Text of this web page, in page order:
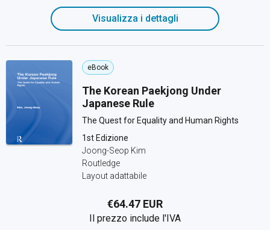
Visualizza i dettagli
eBook
The Korean Paekjong Under
Japanese Rule
The Quest for Equality and Human Rights
1st Edizione
Joong-Seop Kim
Routledge
Layout adattabile
€64.47 EUR
Il prezzo include l'IVA